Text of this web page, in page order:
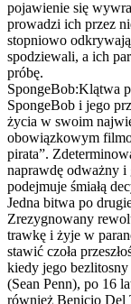
pojawienie się
prowadzi ich przez
stopniowo
spodziewali, a ich
próbę.
SpongeBob:Klątwa
SpongeBob i jego
życia w swoim
obowiązkowym
pirata”.
naprawdę odważny
podejmuje śmiałą
Jedna bitwa po
Zrezygnowany
trawkę i żyje w
stawić czoła
kiedy jego
(Sean Penn), po 16
również Benicio Del